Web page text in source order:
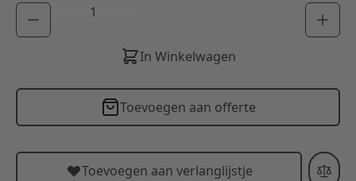
Aantal
In Winkelwagen
Toevoegen aan offerte
Toevoegen aan verlanglijstje